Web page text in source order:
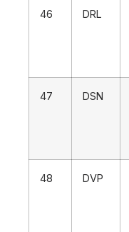
46 DRL
47 DSN
48 DVP